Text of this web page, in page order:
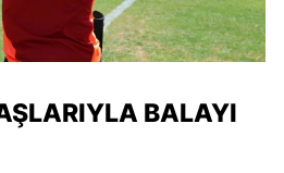
BALAYI